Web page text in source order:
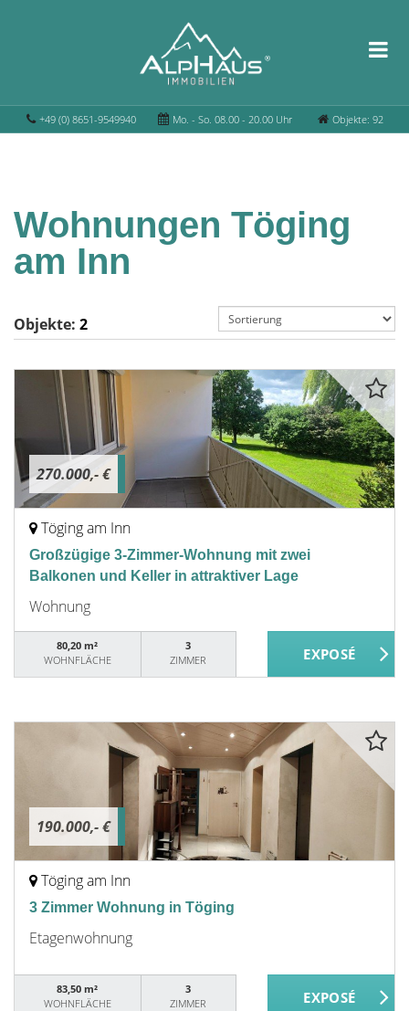
+49 (0) 8651-9549940 Mo. - So. 08.00 - 20.00 Uhr Objekte: 92
Wohnungen Töging
am Inn
Objekte: 2
270.000,- €
Töging am Inn
Großzügige 3-Zimmer-Wohnung mit zwei
Balkonen und Keller in attraktiver Lage
Wohnung
80,20 m²
WOHNFLÄCHE
3
ZIMMER
190.000,- €
Töging am Inn
3 Zimmer Wohnung in Töging
Etagenwohnung
83,50 m²
WOHNFLÄCHE
3
ZIMMER